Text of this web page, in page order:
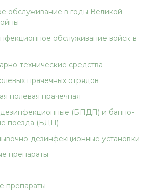
обслуживание в годы Великой
обслуживание войск в
технические средства
прачечных отрядов
полевая прачечная
дезинфекционные (БПДП) и банно-
поезда (БДП)
дезинфекционные установки
препараты
препараты